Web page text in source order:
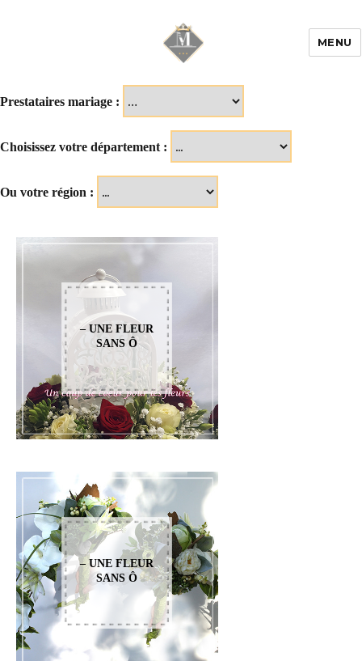
MENU
Prestataires mariage :
Choisissez votre département :
Ou votre région :
– UNE FLEUR
SANS Ô
– UNE FLEUR
SANS Ô